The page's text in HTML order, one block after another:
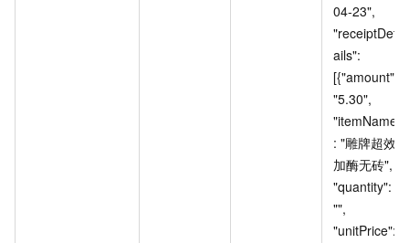
04-23",
"receiptDet
ails":
[{"amount":
"5.30",
"itemName"
: "雕牌超效
加酶无砖",
"quantity":
"",
"unitPrice":